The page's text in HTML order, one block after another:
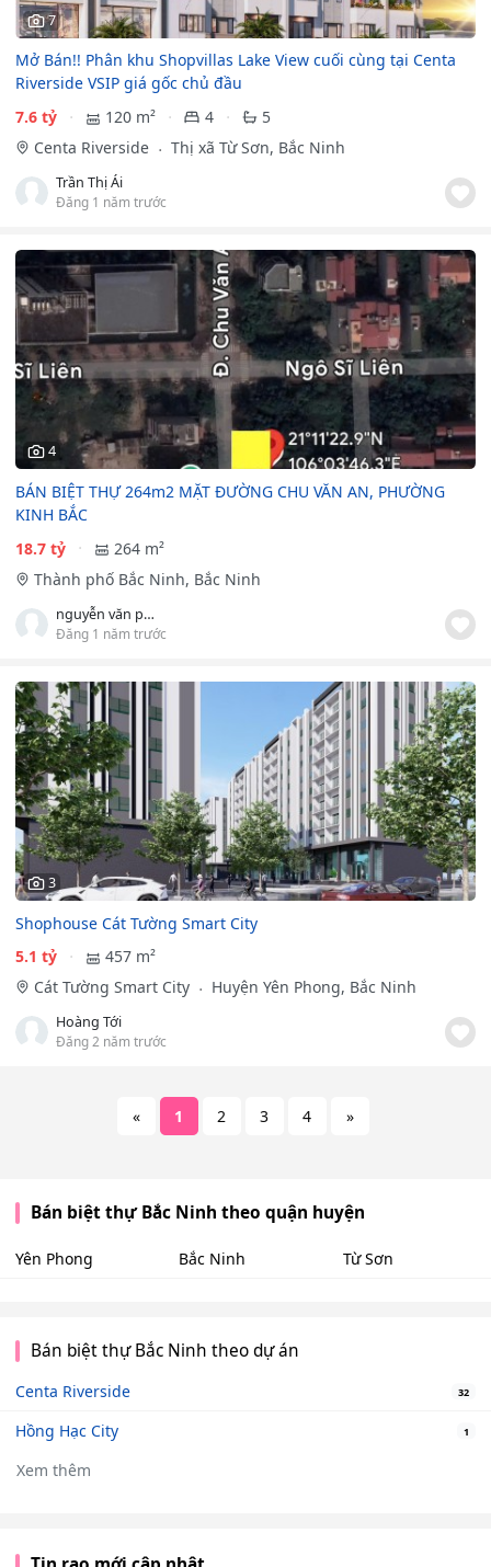
7
Mở Bán!! Phân khu Shopvillas Lake View cuối cùng tại Centa
Riverside VSIP giá gốc chủ đầu
7.6 tỷ
120 m² 4
5
Centa Riverside
Thị xã Từ Sơn, Bắc Ninh
Trần Thị Ái
Đăng 1 năm trước
4
BÁN BIỆT THỰ 264m2 MẶT ĐƯỜNG CHU VĂN AN, PHƯỜNG
KINH BẮC
18.7 tỷ
264 m²
Thành phố Bắc Ninh, Bắc Ninh
nguyễn văn phú
Đăng 1 năm trước
3
Shophouse Cát Tường Smart City
5.1 tỷ
457 m²
Cát Tường Smart City
Huyện Yên Phong, Bắc Ninh
Hoàng Tới
Đăng 2 năm trước
« 1 2 3 4 »
Bán biệt thự Bắc Ninh theo quận huyện
Yên Phong Bắc Ninh Từ Sơn
Bán biệt thự Bắc Ninh theo dự án
Centa Riverside 32
Hồng Hạc City 1
Xem thêm